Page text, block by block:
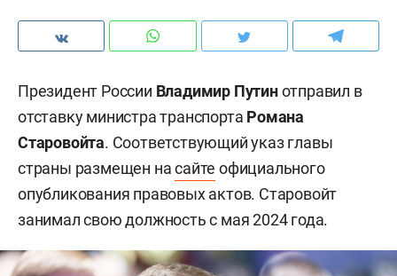
Президент России Владимир Путинотправил в
отставку министра транспорта Романа
Старовойта. Соответствующий указ главы
страны размещен насайте официального
опубликования правовых актов. Старовойт
занимал свою должность с мая 2024 года.